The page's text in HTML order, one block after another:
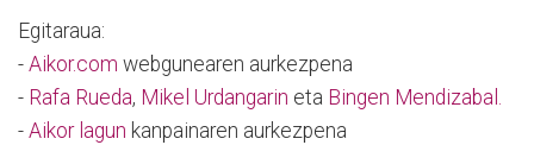
Egitaraua:
- Aikor.com webgunearen aurkezpena
- Rafa Rueda, Mikel Urdangarin eta Bingen Mendizabal.
- Aikor lagun kanpainaren aurkezpena